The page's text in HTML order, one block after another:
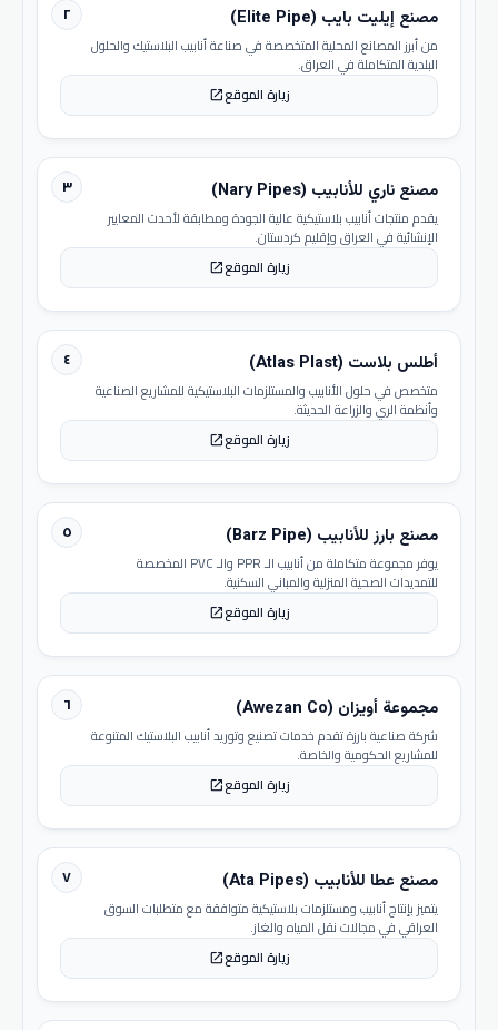
٢ مصنع إيليت بايب (Elite Pipe)
من أبرز المصانع المحلية المتخصصة في صناعة أنابيب البلاستيك والحلول
البلدية المتكاملة في العراق.
زيارة الموقعopen_in_new
٣ مصنع ناري للأنابيب (Nary Pipes)
يقدم منتجات أنابيب بلاستيكية عالية الجودة ومطابقة لأحدث المعايير
الإنشائية في العراق وإقليم كردستان.
زيارة الموقعopen_in_new
٤ أطلس بلاست (Atlas Plast)
متخصص في حلول الأنابيب والمستلزمات البلاستيكية للمشاريع الصناعية
وأنظمة الري والزراعة الحديثة.
زيارة الموقعopen_in_new
٥ مصنع بارز للأنابيب (Barz Pipe)
يوفر مجموعة متكاملة من أنابيب الـ PPR والـ PVC المخصصة
للتمديدات الصحية المنزلية والمباني السكنية.
زيارة الموقعopen_in_new
٦ مجموعة أويزان (Awezan Co)
شركة صناعية بارزة تقدم خدمات تصنيع وتوريد أنابيب البلاستيك المتنوعة
للمشاريع الحكومية والخاصة.
زيارة الموقعopen_in_new
٧ مصنع عطا للأنابيب (Ata Pipes)
يتميز بإنتاج أنابيب ومستلزمات بلاستيكية متوافقة مع متطلبات السوق
العراقي في مجالات نقل المياه والغاز.
زيارة الموقعopen_in_new